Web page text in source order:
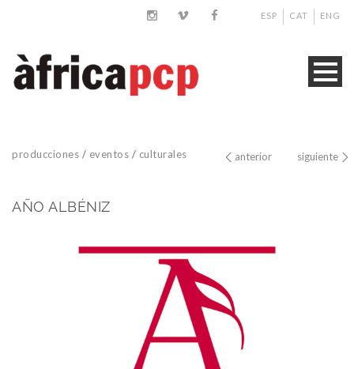
ENG
CAT
ESP
producciones / eventos / culturales anterior siguiente
AÑO ALBÉNIZ